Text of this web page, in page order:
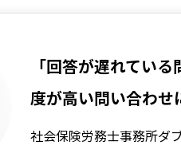
「回答が遅れてい
度が高い問い合わせ
社会保険労務士事務所ダ